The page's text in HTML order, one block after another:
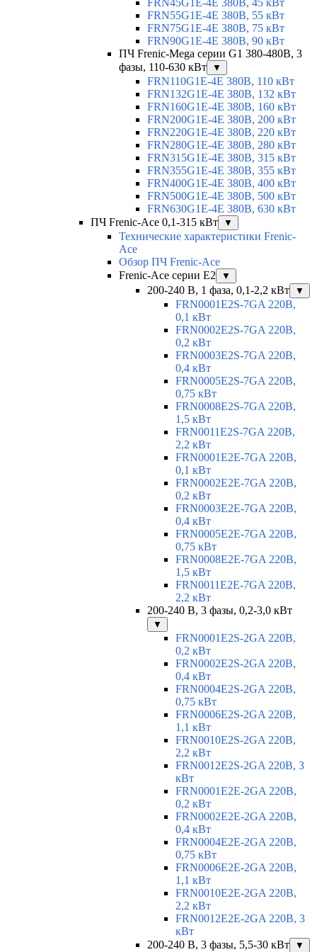
FRN45G1E-4E 380В, 45 кВт
FRN55G1E-4E 380В, 55 кВт
FRN75G1E-4E 380В, 75 кВт
FRN90G1E-4E 380В, 90 кВт
ПЧ Frenic-Mega серии G1 380-480В, 3
фазы, 110-630 кВт
▼
FRN110G1E-4E 380В, 110 кВт
FRN132G1E-4E 380В, 132 кВт
FRN160G1E-4E 380В, 160 кВт
FRN200G1E-4E 380В, 200 кВт
FRN220G1E-4E 380В, 220 кВт
FRN280G1E-4E 380В, 280 кВт
FRN315G1E-4E 380В, 315 кВт
FRN355G1E-4E 380В, 355 кВт
FRN400G1E-4E 380В, 400 кВт
FRN500G1E-4E 380В, 500 кВт
FRN630G1E-4E 380В, 630 кВт
ПЧ Frenic-Ace 0,1-315 кВт
▼
Технические характеристики Frenic-
Ace
Обзор ПЧ Frenic-Ace
Frenic-Ace серии E2
▼
200-240 В, 1 фаза, 0,1-2,2 кВт ▼
FRN0001E2S-7GA 220В,
0,1 кВт
FRN0002E2S-7GA 220В,
0,2 кВт
FRN0003E2S-7GA 220В,
0,4 кВт
FRN0005E2S-7GA 220В,
0,75 кВт
FRN0008E2S-7GA 220В,
1,5 кВт
FRN0011E2S-7GA 220В,
2,2 кВт
FRN0001E2E-7GA 220В,
0,1 кВт
FRN0002E2E-7GA 220В,
0,2 кВт
FRN0003E2E-7GA 220В,
0,4 кВт
FRN0005E2E-7GA 220В,
0,75 кВт
FRN0008E2E-7GA 220В,
1,5 кВт
FRN0011E2E-7GA 220В,
2,2 кВт
200-240 В, 3 фазы, 0,2-3,0 кВт
▼
FRN0001E2S-2GA 220В,
0,2 кВт
FRN0002E2S-2GA 220В,
0,4 кВт
FRN0004E2S-2GA 220В,
0,75 кВт
FRN0006E2S-2GA 220В,
1,1 кВт
FRN0010E2S-2GA 220В,
2,2 кВт
FRN0012E2S-2GA 220В, 3
кВт
FRN0001E2E-2GA 220В,
0,2 кВт
FRN0002E2E-2GA 220В,
0,4 кВт
FRN0004E2E-2GA 220В,
0,75 кВт
FRN0006E2E-2GA 220В,
1,1 кВт
FRN0010E2E-2GA 220В,
2,2 кВт
FRN0012E2E-2GA 220В, 3
кВт
200-240 В, 3 фазы, 5,5-30 кВт
▼